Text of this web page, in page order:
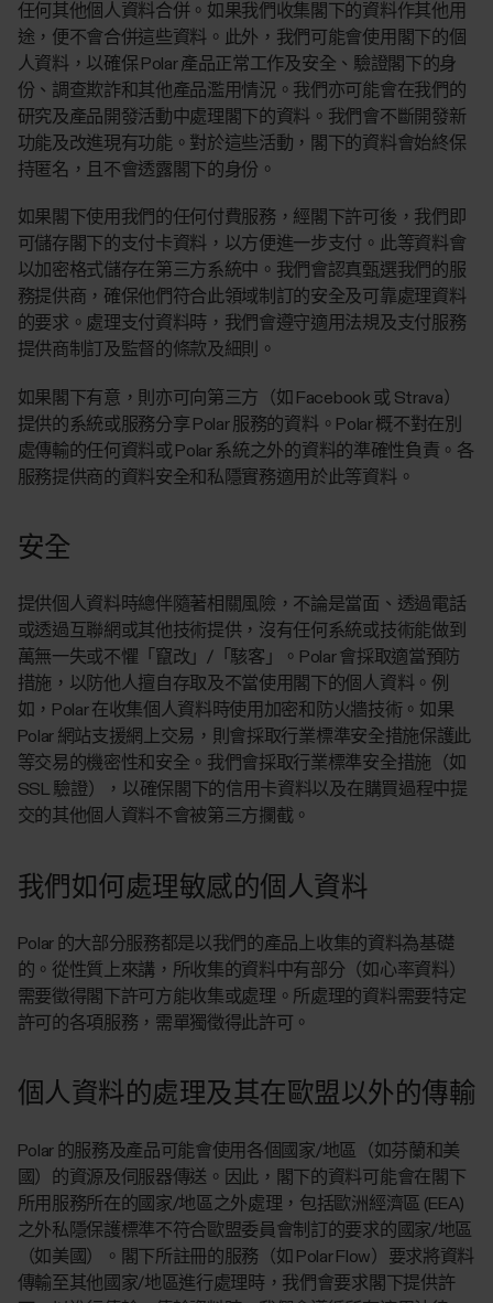
任何其他個人資料合併。如果我們收集閣下的資料作其他用
途，便不會合併這些資料。此外，我們可能會使用閣下的個
人資料，以確保 Polar 產品正常工作及安全、驗證閣下的身
份、調查欺詐和其他產品濫用情況。我們亦可能會在我們的
研究及產品開發活動中處理閣下的資料。我們會不斷開發新
功能及改進現有功能。對於這些活動，閣下的資料會始終保
持匿名，且不會透露閣下的身份。
如果閣下使用我們的任何付費服務，經閣下許可後，我們即
可儲存閣下的支付卡資料，以方便進一步支付。此等資料會
以加密格式儲存在第三方系統中。我們會認真甄選我們的服
務提供商，確保他們符合此領域制訂的安全及可靠處理資料
的要求。處理支付資料時，我們會遵守適用法規及支付服務
提供商制訂及監督的條款及細則。
如果閣下有意，則亦可向第三方（如 Facebook 或 Strava）
提供的系統或服務分享 Polar 服務的資料。Polar 概不對在別
處傳輸的任何資料或 Polar 系統之外的資料的準確性負責。各
服務提供商的資料安全和私隱實務適用於此等資料。
安全
提供個人資料時總伴隨著相關風險，不論是當面、透過電話
或透過互聯網或其他技術提供，沒有任何系統或技術能做到
萬無一失或不懼「竄改」/「駭客」。Polar 會採取適當預防
措施，以防他人擅自存取及不當使用閣下的個人資料。例
如，Polar 在收集個人資料時使用加密和防火牆技術。如果
Polar 網站支援網上交易，則會採取行業標準安全措施保護此
等交易的機密性和安全。我們會採取行業標準安全措施（如
SSL 驗證），以確保閣下的信用卡資料以及在購買過程中提
交的其他個人資料不會被第三方攔截。
我們如何處理敏感的個人資料
Polar 的大部分服務都是以我們的產品上收集的資料為基礎
的。從性質上來講，所收集的資料中有部分（如心率資料）
需要徵得閣下許可方能收集或處理。所處理的資料需要特定
許可的各項服務，需單獨徵得此許可。
個人資料的處理及其在歐盟以外的傳輸
Polar 的服務及產品可能會使用各個國家/地區（如芬蘭和美
國）的資源及伺服器傳送。因此，閣下的資料可能會在閣下
所用服務所在的國家/地區之外處理，包括歐洲經濟區 (EEA)
之外私隱保護標準不符合歐盟委員會制訂的要求的國家/地區
（如美國）。閣下所註冊的服務（如 Polar Flow）要求將資料
傳輸至其他國家/地區進行處理時，我們會要求閣下提供許